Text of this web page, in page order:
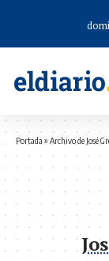
Portada » Archivo de José